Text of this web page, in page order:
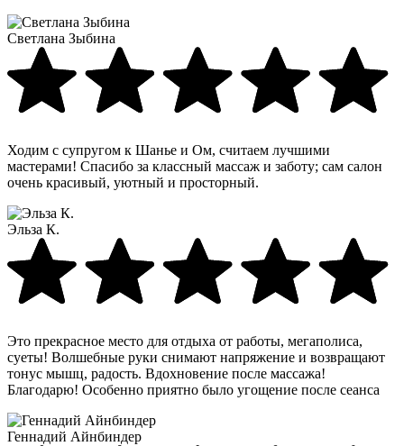
Светлана Зыбина
Ходим с супругом к Шанье и Ом, считаем лучшими
мастерами! Спасибо за классный массаж и заботу; сам салон
очень красивый, уютный и просторный.
Эльза К.
Это прекрасное место для отдыха от работы, мегаполиса,
суеты! Волшебные руки снимают напряжение и возвращают
тонус мышц, радость. Вдохновение после массажа!
Благодарю! Особенно приятно было угощение после сеанса
Геннадий Айнбиндер